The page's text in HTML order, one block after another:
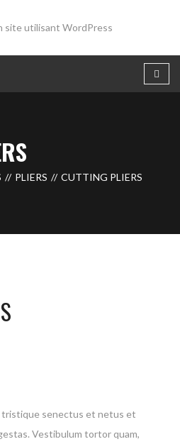
PLIERS CUTTING PLIERS
senectus et netus et
Vestibulum tortor quam,